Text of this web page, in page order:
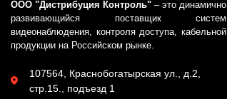
ООО "Дистрибуция Контроль" – это динамично
развивающийся поставщик систем
видеонаблюдения, контроля доступа, кабельной
продукции на Российском рынке.
107564, Краснобогатырская ул., д.2,
стр.15., подъезд 1